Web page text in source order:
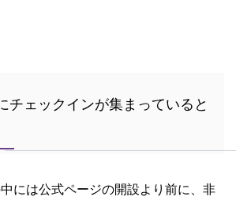
チェックインが集まっていると
には公式ページの開設より前に、非